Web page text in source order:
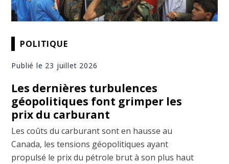
POLITIQUE
Publié le 23 juillet 2026
Les dernières turbulences
géopolitiques font grimper les
prix du carburant
Les coûts du carburant sont en hausse au
Canada, les tensions géopolitiques ayant
propulsé le prix du pétrole brut à son plus haut